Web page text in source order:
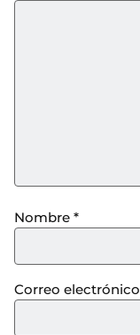
Nombre *
Correo electrónico